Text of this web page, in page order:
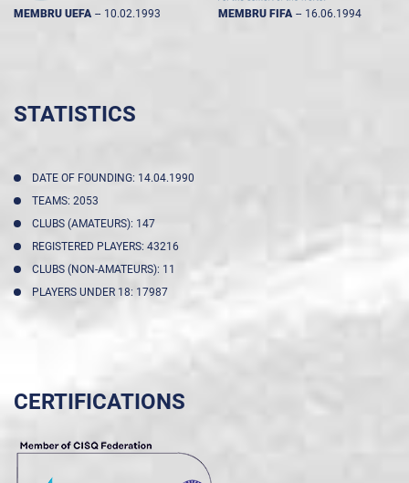
MEMBRU UEFA -- 10.02.1993 MEMBRU FIFA -- 16.06.1994
STATISTICS
DATE OF FOUNDING: 14.04.1990
TEAMS: 2053
CLUBS (AMATEURS): 147
REGISTERED PLAYERS: 43216
CLUBS (NON-AMATEURS): 11
PLAYERS UNDER 18: 17987
CERTIFICATIONS